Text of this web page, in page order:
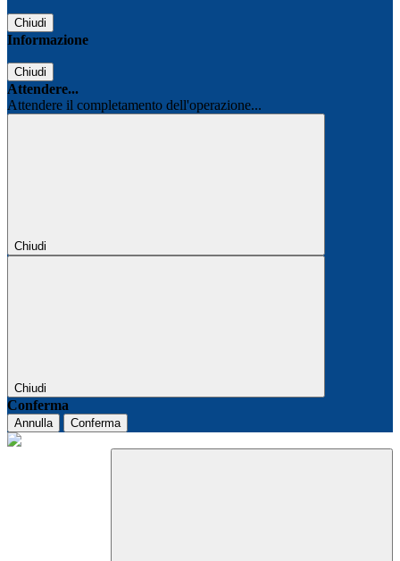
Chiudi
Informazione
Chiudi
Attendere...
Attendere il completamento dell'operazione...
Chiudi
Chiudi
Conferma
Annulla Conferma